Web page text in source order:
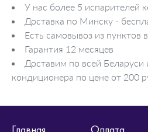
У нас более 5 испарителей
Доставка по Минску -
Есть самовывоз из пунктов
Гарантия 12 месяцев
Доставим по всей Беларуси
кондиционера по цене от 200